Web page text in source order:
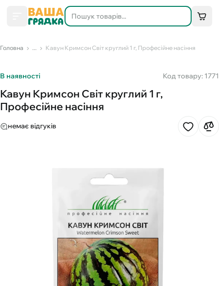
Головна ... Кавун Кримсон Світ круглий 1 г, Професійне насіння
В наявності Код товару: 1771
Кавун Кримсон Світ круглий 1 г,
Професійне насіння
немає відгуків